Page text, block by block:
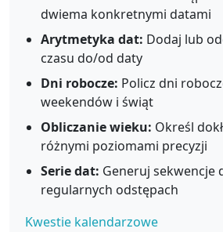
dwiema konkretnymi datami
Arytmetyka dat: Dodaj lub
czasu do/od daty
Dni robocze: Policz dni
weekendów i świąt
Obliczanie wieku: Określ
różnymi poziomami precyzji
Serie dat: Generuj sekwencje
regularnych odstępach
Kwestie kalendarzowe